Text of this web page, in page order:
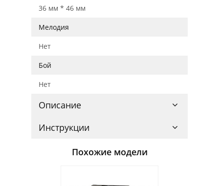
36 мм * 46 мм
Мелодия
Нет
Бой
Нет
Описание
Инструкции
Похожие модели